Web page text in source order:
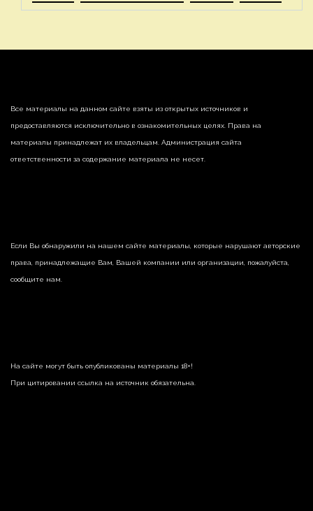
Все материалы на данном сайте взяты из открытых источников и
предоставляются исключительно в ознакомительных целях. Права на
материалы принадлежат их владельцам. Администрация сайта
ответственности за содержание материала не несет.
Если Вы обнаружили на нашем сайте материалы, которые нарушают авторские
права, принадлежащие Вам, Вашей компании или организации, пожалуйста,
сообщите нам.
На сайте могут быть опубликованы материалы 18+!
При цитировании ссылка на источник обязательна.